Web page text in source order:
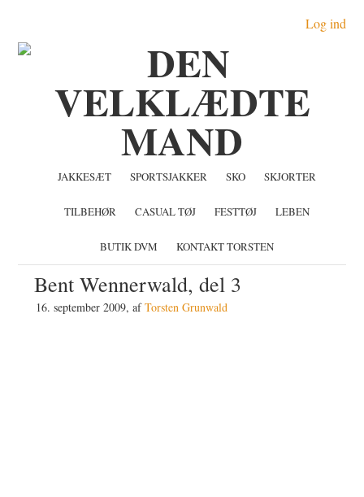
indhold
Log ind
JAKKESÆT SPORTSJAKKER SKO SKJORTER
TILBEHØR CASUAL TØJ FESTTØJ LEBEN
BUTIK DVM KONTAKT TORSTEN
Bent Wennerwald, del 3
16. september 2009, afTorsten Grunwald